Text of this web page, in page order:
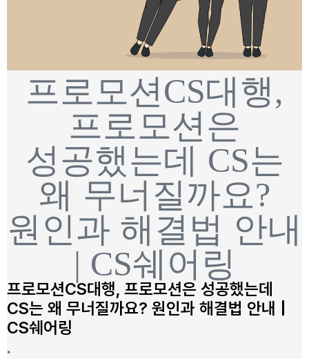
프로모션CS대행,
프로모션은
성공했는데 CS는
왜 무너질까요?
원인과 해결법 안내
| CS쉐어링
프로모션CS대행, 프로모션은 성공했는데
CS는 왜 무너질까요? 원인과 해결법 안내 |
CS쉐어링
•